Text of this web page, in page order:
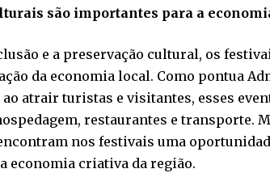
são importantes para a
e a preservação cultural, os
da economia local. Como pontua
atrair turistas e visitantes, esses
restaurantes e transporte.
nos festivais uma
economia criativa da região.